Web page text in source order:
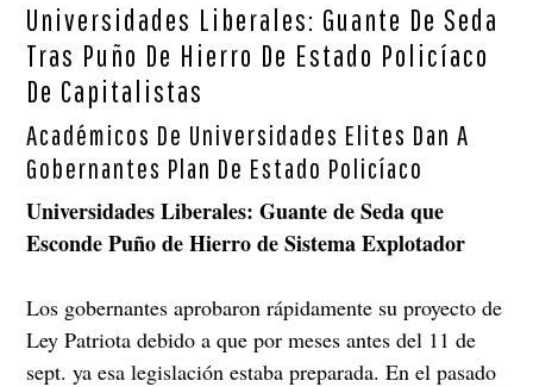
Universidades Liberales: Guante De Seda
Tras Puño De Hierro De Estado Policíaco
De Capitalistas
Académicos De Universidades Elites Dan A
Gobernantes Plan De Estado Policíaco
Universidades Liberales: Guante de Seda que
Esconde Puño de Hierro de Sistema Explotador
Los gobernantes aprobaron rápidamente su proyecto de
Ley Patriota debido a que por meses antes del 11 de
sept. ya esa legislación estaba preparada. En el pasado